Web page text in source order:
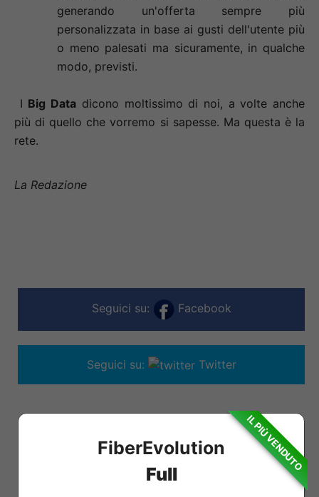
generando un'offerta sempre più
personalizzata in base ai gusti dell'utente più
o meno palesati ma sicuramente, in qualche
modo, previsti.
I Big Data dicono moltissimo di noi, a volte anche
più di quello che vorremo si sapesse. Ma questa è la
rete.
La Redazione
Seguici su: Facebook
Seguici su: Twitter
IL PIÙ VENDUTO
FiberEvolution
Full